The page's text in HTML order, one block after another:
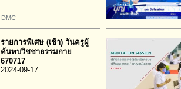
DMC
รายการพิเศษ (เช้า) วันครูผู้
ค้นพบวิชชาธรรมกาย
670717
2024-09-17